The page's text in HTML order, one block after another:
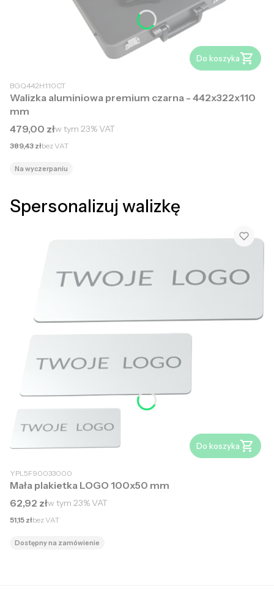
Do koszyka
BGQ442H110CT
Walizka aluminiowa premium czarna - 442x322x110
mm
Cena brutto
479,00 złw tym 23%VAT
Cena netto
389,43 złbez VAT
Na wyczerpaniu
Spersonalizuj walizkę
Do koszyka
YPL5F90033000
Mała plakietka LOGO 100x50 mm
Cena brutto
62,92 złw tym 23%VAT
Cena netto
51,15 złbez VAT
Dostępny na zamówienie